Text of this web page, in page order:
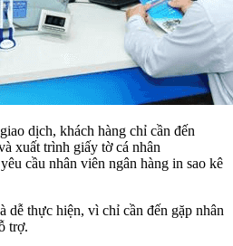
dịch, khách hàng chỉ cần đến
xuất trình giấy tờ cá nhân
cầu nhân viên ngân hàng in sao kê
dễ thực hiện, vì chỉ cần đến gặp nhân
trợ.